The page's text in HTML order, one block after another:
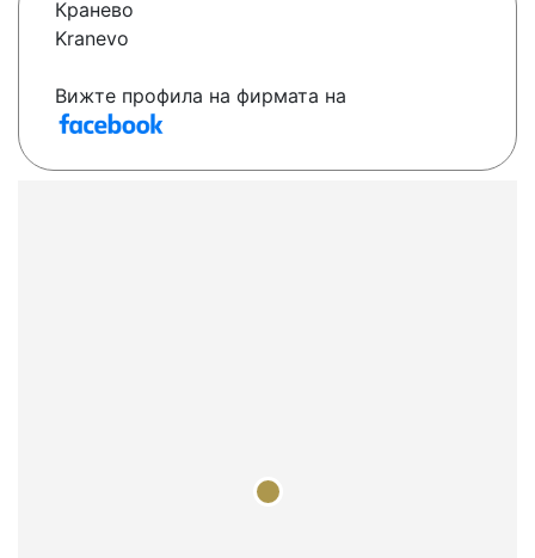
Кранево
Kranevo
Вижте профила на фирмата на